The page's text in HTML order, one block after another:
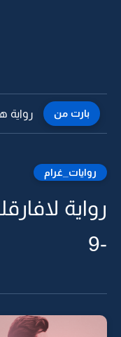
بارت من
روايات_غرام
رواية